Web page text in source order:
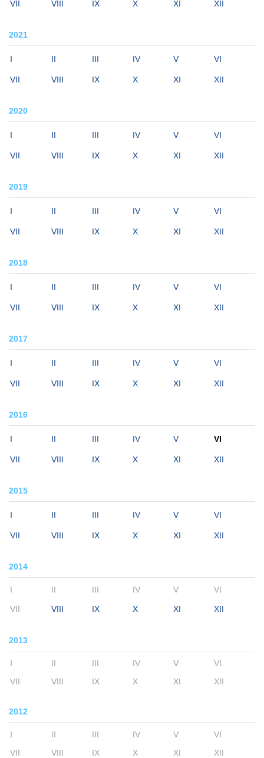
VII VIII IX X XI XII
2021
I II III IV V VI
VII VIII IX X XI XII
2020
I II III IV V VI
VII VIII IX X XI XII
2019
I II III IV V VI
VII VIII IX X XI XII
2018
I II III IV V VI
VII VIII IX X XI XII
2017
I II III IV V VI
VII VIII IX X XI XII
2016
I II III IV V VI
VII VIII IX X XI XII
2015
I II III IV V VI
VII VIII IX X XI XII
2014
I II III IV V VI
VII VIII IX X XI XII
2013
I II III IV V
VI
VII
VIII IX X XI XII
2012
I II III IV V
VI
VII
VIII IX X XI XII